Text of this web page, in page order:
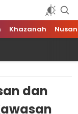
Khazanah
dan